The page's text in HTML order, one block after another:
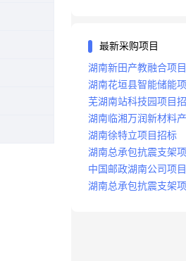
最新采购项目
湖南新田产教融合项
湖南花垣县智能储能
芜湖南站科技园项目
湖南临湘万润新材料
湖南徐特立项目招标
湖南总承包抗震支架
中国邮政湖南公司项
湖南总承包抗震支架